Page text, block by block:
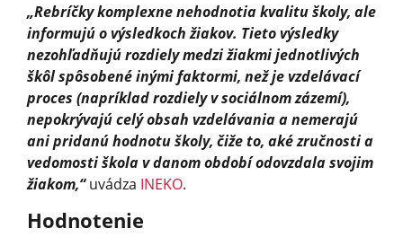
„Rebríčky komplexne nehodnotia kvalitu školy, ale
informujú o výsledkoch žiakov. Tieto výsledky
nezohľadňujú rozdiely medzi žiakmi jednotlivých
škôl spôsobené inými faktormi, než je vzdelávací
proces (napríklad rozdiely v sociálnom zázemí),
nepokrývajú celý obsah vzdelávania a nemerajú
ani pridanú hodnotu školy, čiže to, aké zručnosti a
vedomosti škola v danom období odovzdala svojim
žiakom,“uvádza INEKO.
Hodnotenie